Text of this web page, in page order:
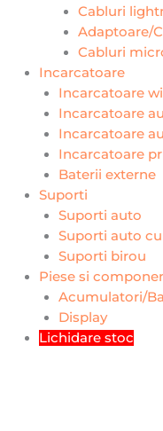
Cabluri
Adaptoare/
Cabluri
Incarcatoare
Incarcatoare
Incarcatoare
Incarcatoare
Incarcatoare
Baterii externe
Suporti
Suporti auto
Suporti auto
Suporti birou
Piese si
Acumulatori/
Display
Lichidare stoc